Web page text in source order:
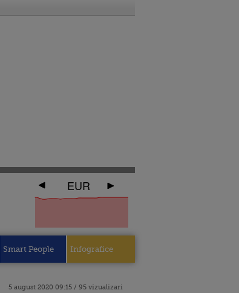
EUR
Smart People Infografice
5 august 2020 09:15 / 95 vizualizari